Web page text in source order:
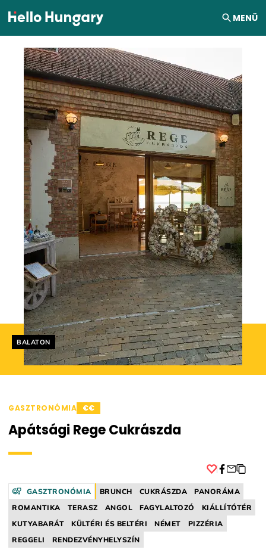
Ugrás a tartalomhoz MENÜ
Helyszín címkék:
BALATON
GASZTRONÓMIA €€
Apátsági Rege Cukrászda
GASZTRONÓMIA BRUNCH CUKRÁSZDA
PANORÁMA
ROMANTIKA
TERASZ ANGOL FAGYLALTOZÓ
KIÁLLÍTÓTÉR
KUTYABARÁT
KÜLTÉRI ÉS BELTÉRI NÉMET
PIZZÉRIA
REGGELI
RENDEZVÉNYHELYSZÍN